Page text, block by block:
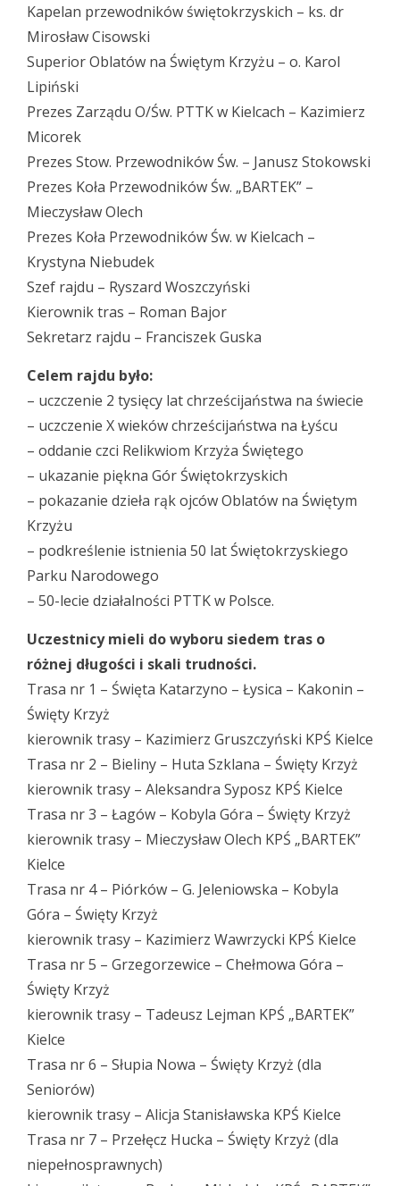
Kapelan przewodników świętokrzyskich – ks. dr
Mirosław Cisowski
Superior Oblatów na Świętym Krzyżu – o. Karol
Lipiński
Prezes Zarządu O/Św. PTTK w Kielcach – Kazimierz
Micorek
Prezes Stow. Przewodników Św. – Janusz Stokowski
Prezes Koła Przewodników Św. „BARTEK” –
Mieczysław Olech
Prezes Koła Przewodników Św. w Kielcach –
Krystyna Niebudek
Szef rajdu – Ryszard Woszczyński
Kierownik tras – Roman Bajor
Sekretarz rajdu – Franciszek Guska
Celem rajdu było:
– uczczenie 2 tysięcy lat chrześcijaństwa na świecie
– uczczenie X wieków chrześcijaństwa na Łyścu
– oddanie czci Relikwiom Krzyża Świętego
– ukazanie piękna Gór Świętokrzyskich
– pokazanie dzieła rąk ojców Oblatów na Świętym
Krzyżu
– podkreślenie istnienia 50 lat Świętokrzyskiego
Parku Narodowego
– 50-lecie działalności PTTK w Polsce.
Uczestnicy mieli do wyboru siedem tras o
różnej długości i skali trudności.
Trasa nr 1 – Święta Katarzyno – Łysica – Kakonin –
Święty Krzyż
kierownik trasy – Kazimierz Gruszczyński KPŚ Kielce
Trasa nr 2 – Bieliny – Huta Szklana – Święty Krzyż
kierownik trasy – Aleksandra Syposz KPŚ Kielce
Trasa nr 3 – Łagów – Kobyla Góra – Święty Krzyż
kierownik trasy – Mieczysław Olech KPŚ „BARTEK”
Kielce
Trasa nr 4 – Piórków – G. Jeleniowska – Kobyla
Góra – Święty Krzyż
kierownik trasy – Kazimierz Wawrzycki KPŚ Kielce
Trasa nr 5 – Grzegorzewice – Chełmowa Góra –
Święty Krzyż
kierownik trasy – Tadeusz Lejman KPŚ „BARTEK”
Kielce
Trasa nr 6 – Słupia Nowa – Święty Krzyż (dla
Seniorów)
kierownik trasy – Alicja Stanisławska KPŚ Kielce
Trasa nr 7 – Przełęcz Hucka – Święty Krzyż (dla
niepełnosprawnych)